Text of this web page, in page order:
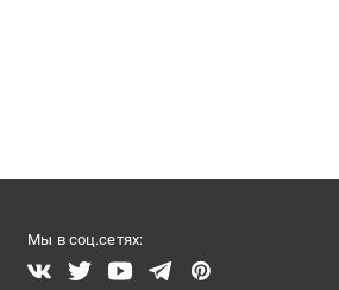
Мы в соц.сетях: